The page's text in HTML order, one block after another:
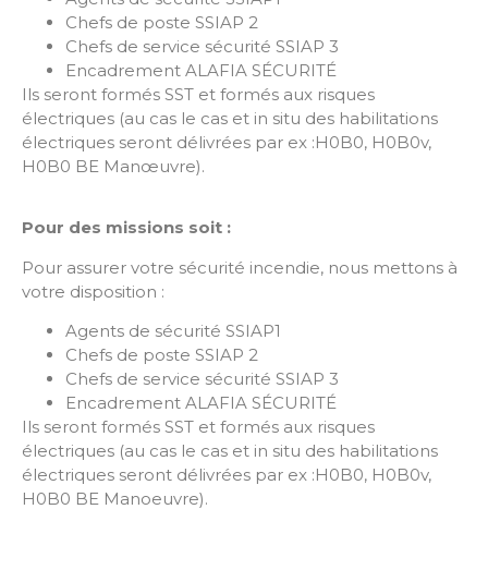
Chefs de poste SSIAP 2
Chefs de service sécurité SSIAP 3
Encadrement ALAFIA SÉCURITÉ
Ils seront formés SST et formés aux risques
électriques (au cas le cas et in situ des habilitations
électriques seront délivrées par ex :H0B0, H0B0v,
H0B0 BE Manœuvre).
Pour des missions soit :
Pour assurer votre sécurité incendie, nous mettons à
votre disposition :
Agents de sécurité SSIAP1
Chefs de poste SSIAP 2
Chefs de service sécurité SSIAP 3
Encadrement ALAFIA SÉCURITÉ
Ils seront formés SST et formés aux risques
électriques (au cas le cas et in situ des habilitations
électriques seront délivrées par ex :H0B0, H0B0v,
H0B0 BE Manoeuvre).